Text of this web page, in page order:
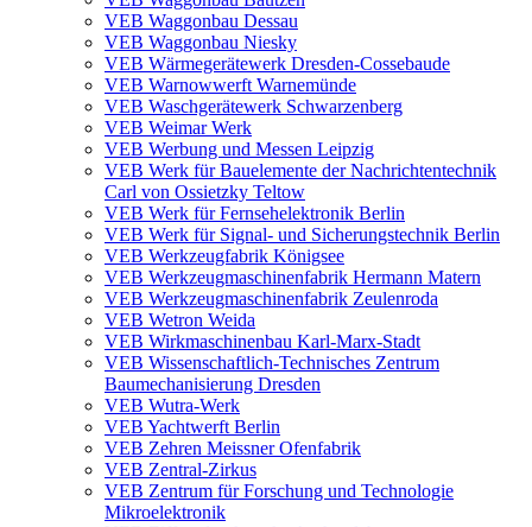
VEB Waggonbau Dessau
VEB Waggonbau Niesky
VEB Wärmegerätewerk Dresden-Cossebaude
VEB Warnowwerft Warnemünde
VEB Waschgerätewerk Schwarzenberg
VEB Weimar Werk
VEB Werbung und Messen Leipzig
VEB Werk für Bauelemente der Nachrichtentechnik
Carl von Ossietzky Teltow
VEB Werk für Fernsehelektronik Berlin
VEB Werk für Signal- und Sicherungstechnik Berlin
VEB Werkzeugfabrik Königsee
VEB Werkzeugmaschinenfabrik Hermann Matern
VEB Werkzeugmaschinenfabrik Zeulenroda
VEB Wetron Weida
VEB Wirkmaschinenbau Karl-Marx-Stadt
VEB Wissenschaftlich-Technisches Zentrum
Baumechanisierung Dresden
VEB Wutra-Werk
VEB Yachtwerft Berlin
VEB Zehren Meissner Ofenfabrik
VEB Zentral-Zirkus
VEB Zentrum für Forschung und Technologie
Mikroelektronik